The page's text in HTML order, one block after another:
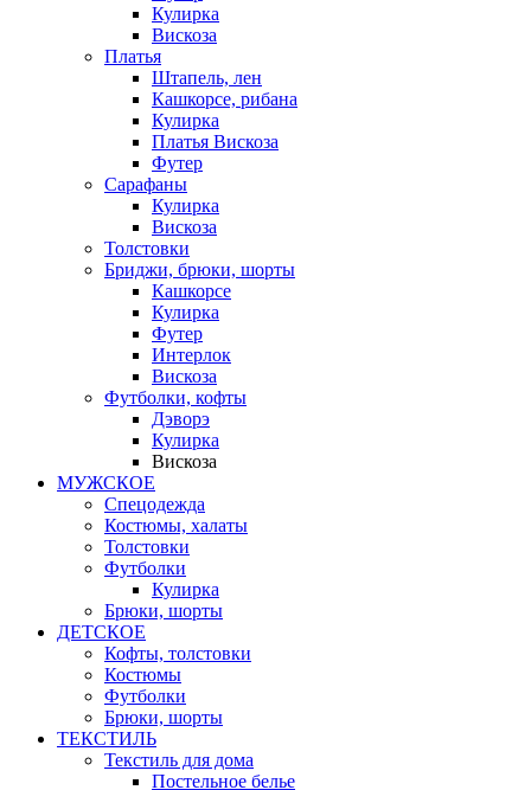
Кулирка
Вискоза
Платья
Штапель, лен
Кашкорсе, рибана
Кулирка
Платья Вискоза
Футер
Сарафаны
Кулирка
Вискоза
Толстовки
Бриджи, брюки, шорты
Кашкорсе
Кулирка
Футер
Интерлок
Вискоза
Футболки, кофты
Дэворэ
Кулирка
Вискоза
МУЖСКОЕ
Спецодежда
Костюмы, халаты
Толстовки
Футболки
Кулирка
Брюки, шорты
ДЕТСКОЕ
Кофты, толстовки
Костюмы
Футболки
Брюки, шорты
ТЕКСТИЛЬ
Текстиль для дома
Постельное белье